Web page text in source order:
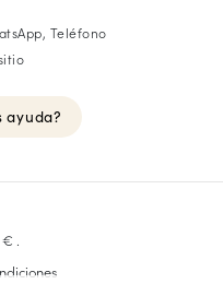
Teléfono
ayuda?
€ .